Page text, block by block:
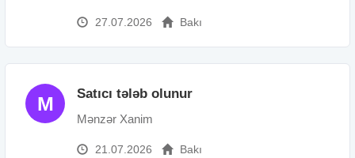
27.07.2026 Bakı
M Satıcı tələb olunur
Mənzər Xanim
21.07.2026 Bakı